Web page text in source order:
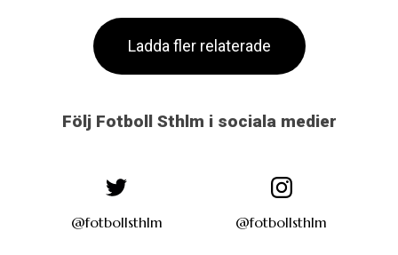
Ladda fler relaterade
Följ Fotboll Sthlm i sociala medier
@fotbollsthlm @fotbollsthlm